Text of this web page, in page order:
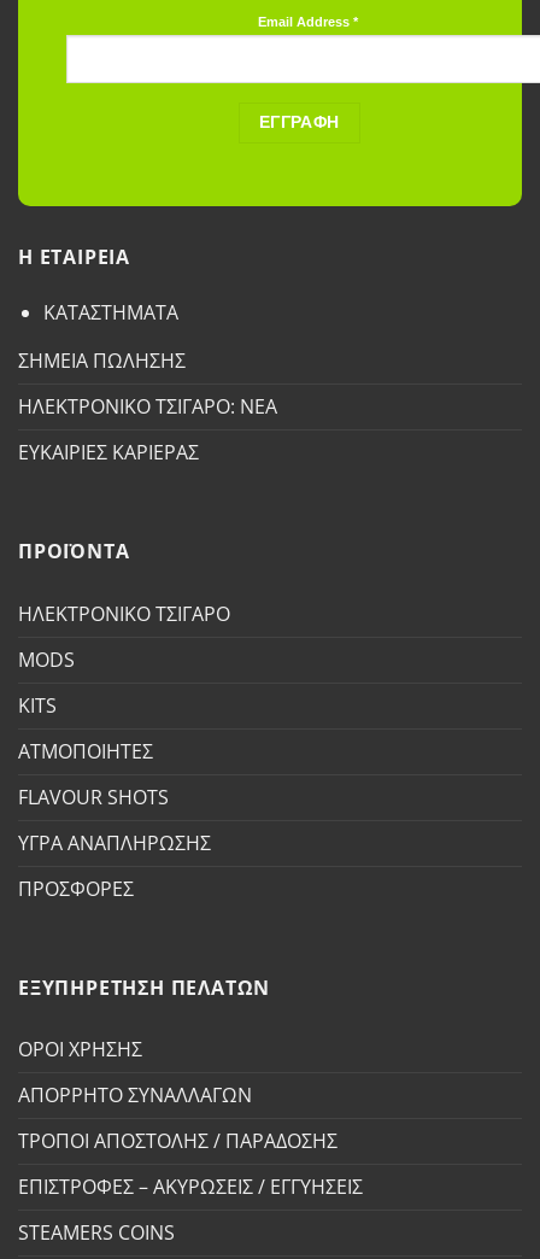
Email Address *
H ETAΙΡΕΙΑ
ΚΑΤΑΣΤΗΜΑΤΑ
ΣΗΜΕΙΑ ΠΩΛΗΣΗΣ
ΗΛΕΚΤΡΟΝΙΚΟ ΤΣΙΓΑΡΟ: ΝΕΑ
ΕΥΚΑΙΡΙΕΣ ΚΑΡΙΕΡΑΣ
ΠΡΟΪΟΝΤΑ
ΗΛΕΚΤΡΟΝΙΚΟ ΤΣΙΓΑΡΟ
MODS
KITS
ΑΤΜΟΠΟΙΗΤΕΣ
FLAVOUR SHOTS
ΥΓΡΑ ΑΝΑΠΛΗΡΩΣΗΣ
ΠΡΟΣΦΟΡΕΣ
ΕΞΥΠΗΡΕΤΗΣΗ ΠΕΛΑΤΩΝ
ΟΡΟΙ ΧΡΗΣΗΣ
ΑΠΟΡΡΗΤΟ ΣΥΝΑΛΛΑΓΩΝ
ΤΡΟΠΟΙ ΑΠΟΣΤΟΛΗΣ / ΠΑΡΑΔΟΣΗΣ
ΕΠΙΣΤΡΟΦΕΣ – ΑΚΥΡΩΣΕΙΣ / ΕΓΓΥΗΣΕΙΣ
STEAMERS COINS